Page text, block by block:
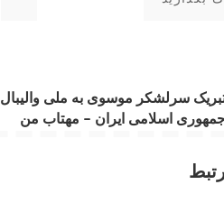
سرلشکر موسوی به ملی والیبال
اسلامی ایران – مهتاب من